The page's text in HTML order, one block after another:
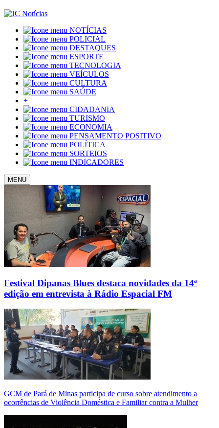
NOTÍCIAS
POLICIAL
DESTAQUES
ESPORTE
TECNOLOGIA
VEÍCULOS
CULTURA
SAÚDE
+
CIDADANIA
TURISMO
ECONOMIA
PENSAMENTO POSITIVO
POLÍTICA
SORTEIOS
INDICADORES
MENU
Festival Dipanas Blues destaca novidades da 14ª
edição em entrevista à Rádio Espacial FM
GCM de Pará de Minas participa de curso sobre atendimento a
ocorrências de Violência Doméstica e Familiar contra a Mulher